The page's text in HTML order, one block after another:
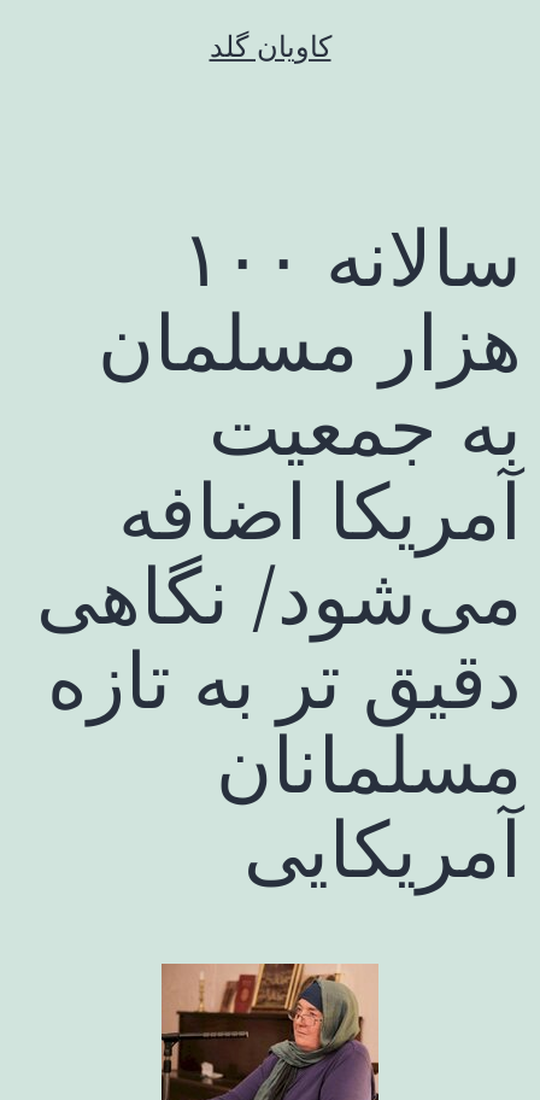
کاویان گلد
سالانه ۱۰۰
هزار مسلمان
به جمعیت
آمریکا اضافه
می‌شود/ نگاهی
دقیق تر به تازه
مسلمانان
آمریکایی